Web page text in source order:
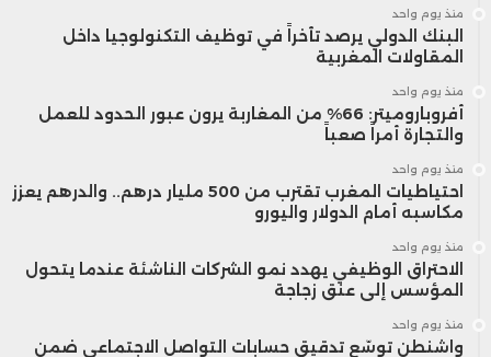
منذ يوم واحد
البنك الدولي يرصد تأخراً في توظيف التكنولوجيا داخل
المقاولات المغربية
منذ يوم واحد
أفروباروميتر: 66% من المغاربة يرون عبور الحدود للعمل
والتجارة أمراً صعباً
منذ يوم واحد
احتياطيات المغرب تقترب من 500 مليار درهم.. والدرهم يعزز
مكاسبه أمام الدولار واليورو
منذ يوم واحد
الاحتراق الوظيفي يهدد نمو الشركات الناشئة عندما يتحول
المؤسس إلى عنق زجاجة
منذ يوم واحد
واشنطن توسّع تدقيق حسابات التواصل الاجتماعي ضمن